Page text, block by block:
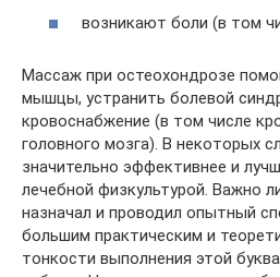
возникают боли (в том
Массаж при остеохондрозе
мышцы, устранить болевой
кровоснабжение (в том числе
головного мозга). В некоторых
значительно эффективнее и
лечебной физкультурой. Важно
назначал и проводил опытный
большим практическим и
тонкости выполнения этой